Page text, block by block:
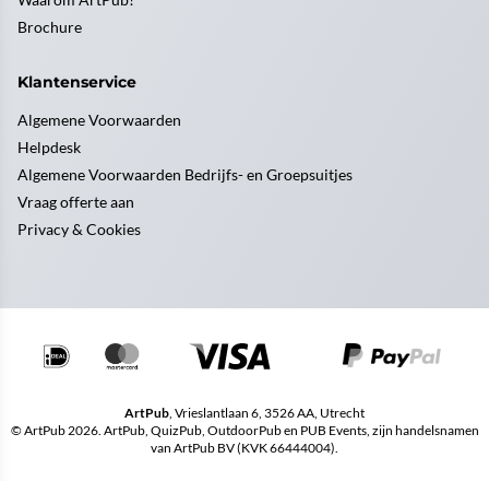
Brochure
Klantenservice
Algemene Voorwaarden
Helpdesk
Algemene Voorwaarden Bedrijfs- en Groepsuitjes
Vraag offerte aan
Privacy & Cookies
ArtPub , Vrieslantlaan 6, 3526 AA, Utrecht
© ArtPub 2026. ArtPub, QuizPub, OutdoorPub en PUB Events, zijn handelsnamen
van ArtPub BV (KVK 66444004).